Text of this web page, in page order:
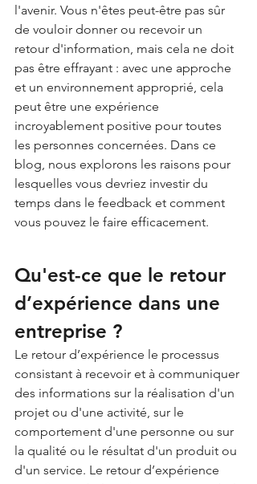
l'avenir. Vous n'êtes peut-être pas sûr
de vouloir donner ou recevoir un
retour d'information, mais cela ne doit
pas être effrayant : avec une approche
et un environnement approprié, cela
peut être une expérience
incroyablement positive pour toutes
les personnes concernées. Dans ce
blog, nous explorons les raisons pour
lesquelles vous devriez investir du
temps dans le feedback et comment
vous pouvez le faire efficacement.
Qu'est-ce que le retour
d’expérience dans une
entreprise ?
Le retour d’expérience le processus
consistant à recevoir et à communiquer
des informations sur la réalisation d'un
projet ou d'une activité, sur le
comportement d'une personne ou sur
la qualité ou le résultat d'un produit ou
d'un service. Le retour d’expérience